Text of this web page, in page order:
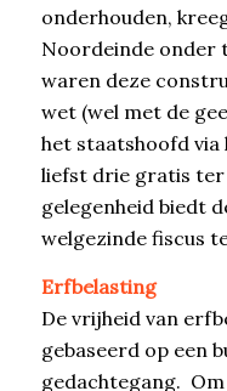
onderhouden,
Noordeinde onder
waren deze
wet (wel met de
het staatshoofd via
liefst drie gratis ter
gelegenheid biedt
welgezinde fiscus
Erfbelasting
De vrijheid van
gebaseerd op een
gedachtegang.